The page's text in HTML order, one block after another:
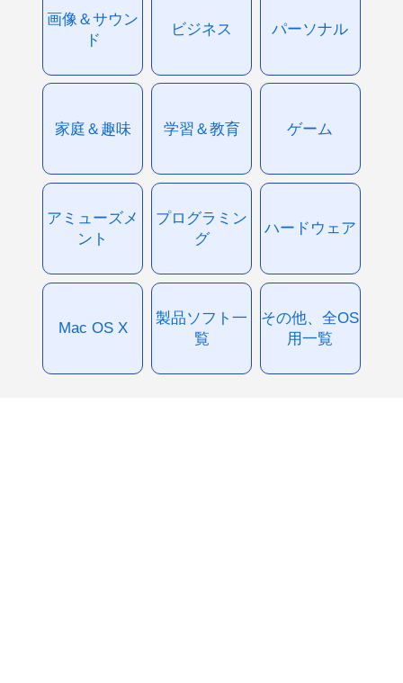
画像＆サウン
ド
ビジネス パーソナル
家庭＆趣味 学習＆教育 ゲーム
アミューズメ
ント
プログラミン
グ
ハードウェア
Mac OS X
製品ソフト一
覧
その他、全OS
用一覧